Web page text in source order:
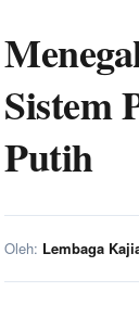
Sistem
Putih
Oleh: Lembaga